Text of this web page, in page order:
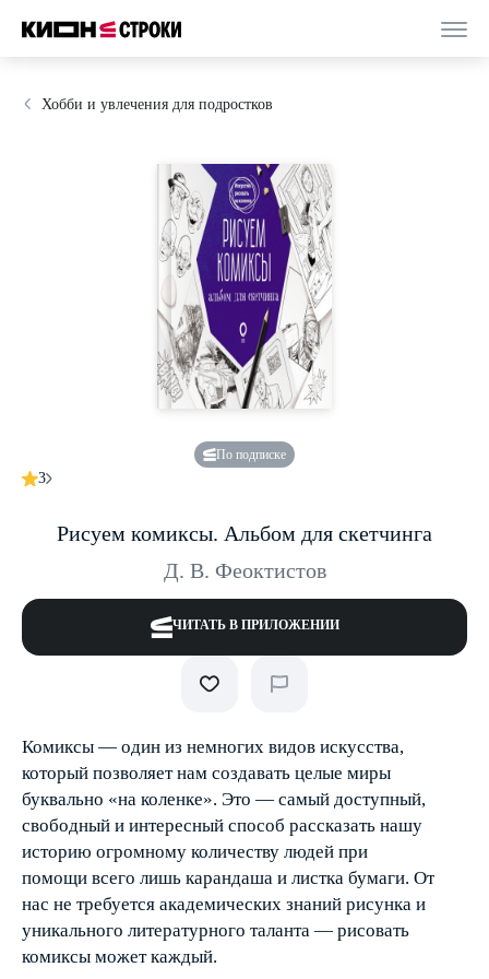
Хобби и увлечения для подростков
По подписке
3
Рисуем комиксы. Альбом для скетчинга
Д. В. Феоктистов
ЧИТАТЬ В ПРИЛОЖЕНИИ
Комиксы — один из немногих видов искусства,
который позволяет нам создавать целые миры
буквально «на коленке». Это — самый доступный,
свободный и интересный способ рассказать нашу
историю огромному количеству людей при
помощи всего лишь карандаша и листка бумаги. От
нас не требуется академических знаний рисунка и
уникального литературного таланта — рисовать
комиксы может каждый.